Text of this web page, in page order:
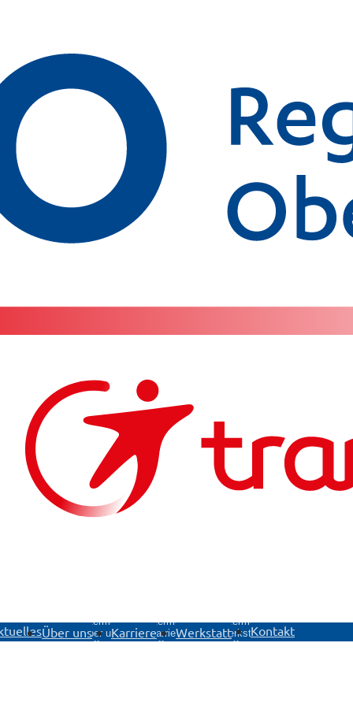
Über uns
Untermenü
Über uns
öffnen
Karriere
Untermenü
Karriere
öffnen
Werkstatt
Untermenü
Werkstatt
öffnen
Kontakt